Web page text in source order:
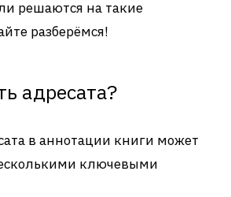
решаются на такие
разберёмся!
адресата?
в аннотации книги может
ключевыми